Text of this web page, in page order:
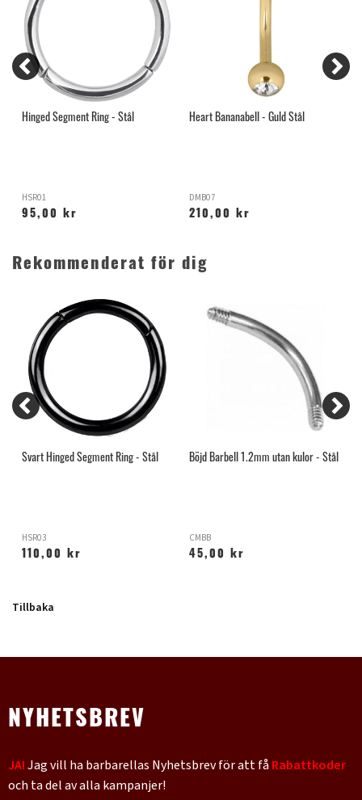
Hinged Segment Ring - Stål
HSR01
95,00 kr
Heart Bananabell - Guld Stål
DMB07
210,00 kr
Rekommenderat för dig
Svart Hinged Segment Ring - Stål
HSR03
110,00 kr
Böjd Barbell 1.2mm utan kulor - Stål
CMBB
45,00 kr
Tillbaka
NYHETSBREV
JA!Jag vill ha barbarellas Nyhetsbrev för att fåRabattkoder
och ta del av alla kampanjer!